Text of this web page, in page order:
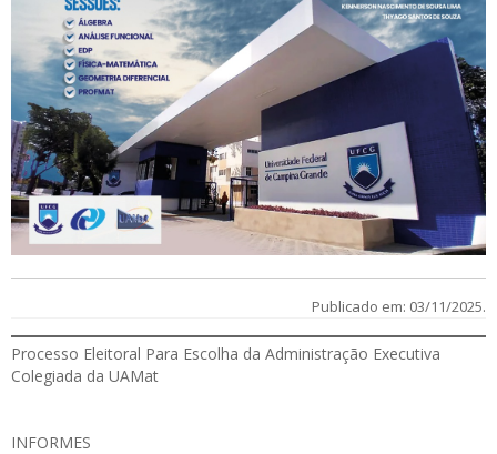
Publicado em: 03/11/2025.
Processo Eleitoral Para Escolha da Administração Executiva
Colegiada da UAMat
INFORMES